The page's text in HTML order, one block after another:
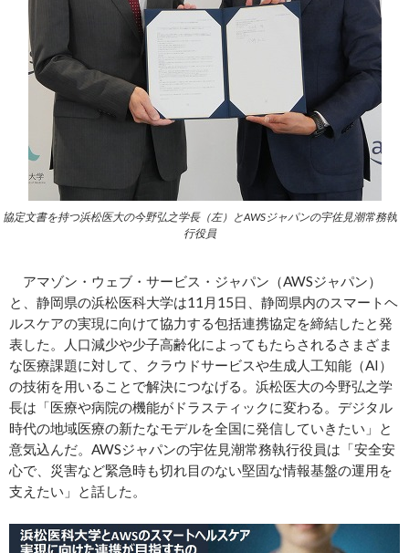
協定文書を持つ浜松医大の今野弘之学長（左）とAWSジャパンの宇佐見潮常務執
行役員
アマゾン・ウェブ・サービス・ジャパン（AWSジャパン）
と、静岡県の浜松医科大学は11月15日、静岡県内のスマートヘ
ルスケアの実現に向けて協力する包括連携協定を締結したと発
表した。人口減少や少子高齢化によってもたらされるさまざま
な医療課題に対して、クラウドサービスや生成人工知能（AI）
の技術を用いることで解決につなげる。浜松医大の今野弘之学
長は「医療や病院の機能がドラスティックに変わる。デジタル
時代の地域医療の新たなモデルを全国に発信していきたい」と
意気込んだ。AWSジャパンの宇佐見潮常務執行役員は「安全安
心で、災害など緊急時も切れ目のない堅固な情報基盤の運用を
支えたい」と話した。